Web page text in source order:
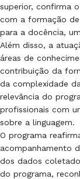
superior, confirma
com a formação
para a docência,
Além disso, a
áreas de
contribuição da
da complexidade
relevância do
profissionais com
sobre a linguagem.
O programa
acompanhamento
dos dados
do programa,